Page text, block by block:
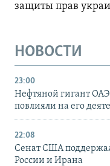
защиты прав
НОВОСТИ
23:00
Нефтяной гигант ОАЭ
повлияли на его
22:08
Сенат США
России и Ирана